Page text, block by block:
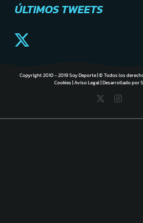
ÚLTIMOS TWEETS
Copyright 2010 - 2019 Soy Deporte | © Todos los
Cookies|Aviso Legal| Desarrollado por